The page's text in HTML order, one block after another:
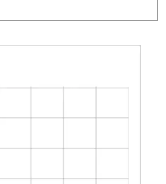
769万円